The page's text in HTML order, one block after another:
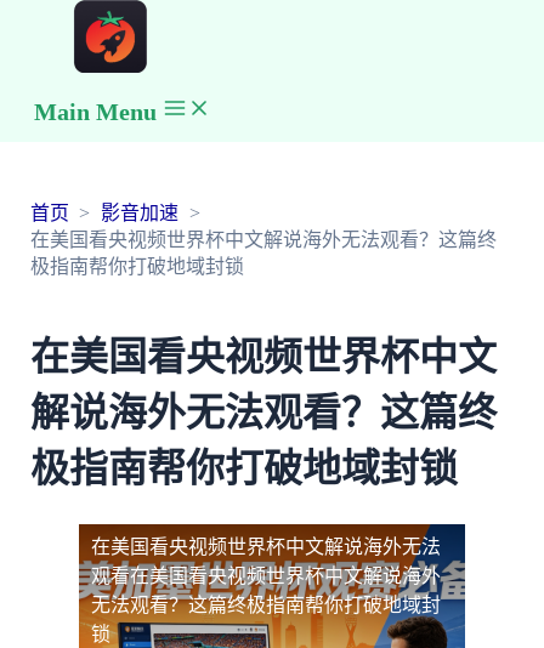
Main Menu
首页
影音加速
在美国看央视频世界杯中文解说海外无法观看？这篇终
极指南帮你打破地域封锁
在美国看央视频世界杯中文
解说海外无法观看？这篇终
极指南帮你打破地域封锁
在美国看央视频世界杯中文解说海外无法
观看在美国看央视频世界杯中文解说海外
无法观看？这篇终极指南帮你打破地域封
锁